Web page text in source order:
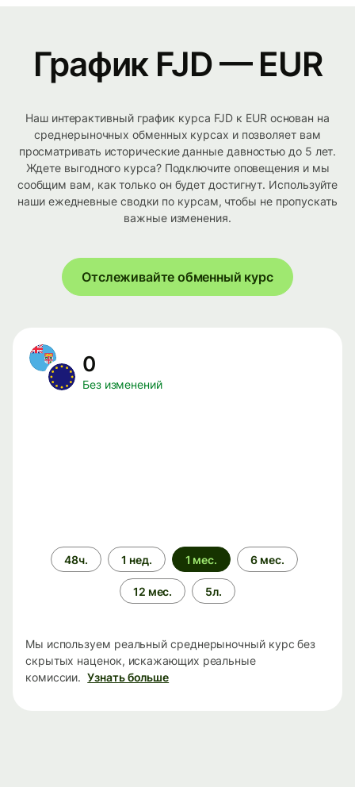
График FJD — EUR
Наш интерактивный график курса FJD к EUR основан на
среднерыночных обменных курсах и позволяет вам
просматривать исторические данные давностью до 5 лет.
Ждете выгодного курса? Подключите оповещения и мы
сообщим вам, как только он будет достигнут. Используйте
наши ежедневные сводки по курсам, чтобы не пропускать
важные изменения.
Отслеживайте обменный курс
0
Без изменений
Период
времени
48ч. 1 нед. 1 мес. 6 мес.
12 мес. 5л.
Мы используем реальный среднерыночный курс без
скрытых наценок, искажающих реальные
комиссии. Узнать больше